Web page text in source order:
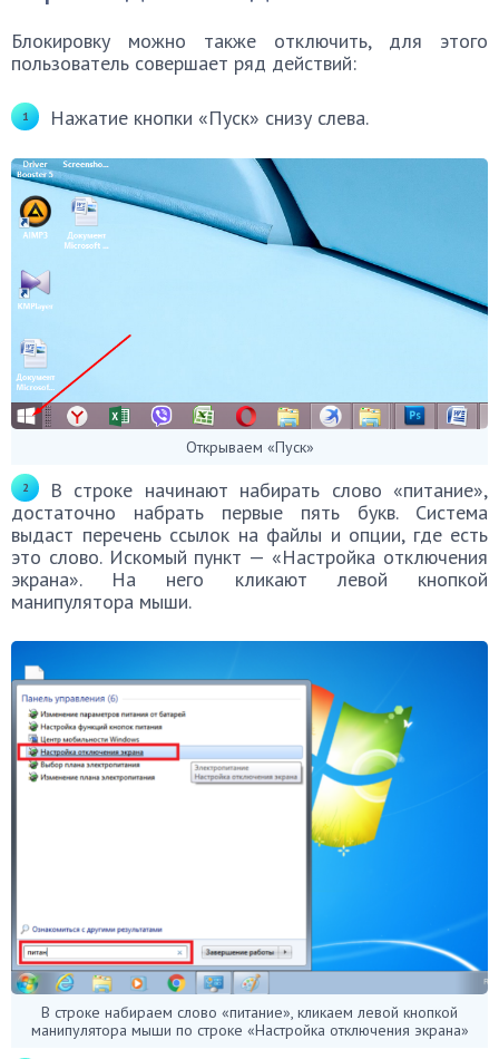
Блокировку можно также отключить, для этого
пользователь совершает ряд действий:
Нажатие кнопки «Пуск» снизу слева.
Открываем «Пуск»
В строке начинают набирать слово «питание»,
достаточно набрать первые пять букв. Система
выдаст перечень ссылок на файлы и опции, где есть
это слово. Искомый пункт — «Настройка отключения
экрана». На него кликают левой кнопкой
манипулятора мыши.
В строке набираем слово «питание», кликаем левой кнопкой
манипулятора мыши по строке «Настройка отключения экрана»